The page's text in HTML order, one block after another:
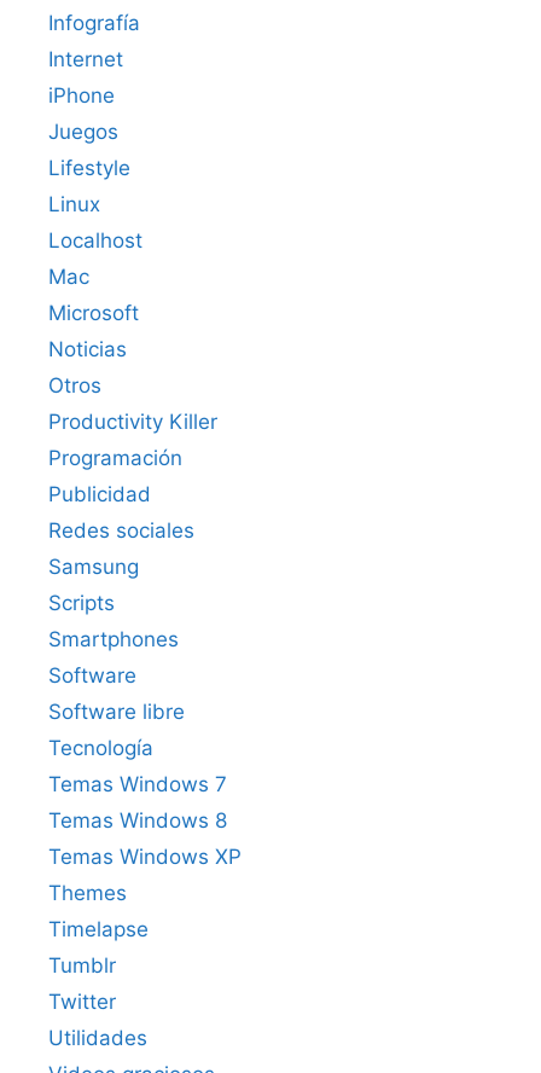
Infografía
Internet
iPhone
Juegos
Lifestyle
Linux
Localhost
Mac
Microsoft
Noticias
Otros
Productivity Killer
Programación
Publicidad
Redes sociales
Samsung
Scripts
Smartphones
Software
Software libre
Tecnología
Temas Windows 7
Temas Windows 8
Temas Windows XP
Themes
Timelapse
Tumblr
Twitter
Utilidades